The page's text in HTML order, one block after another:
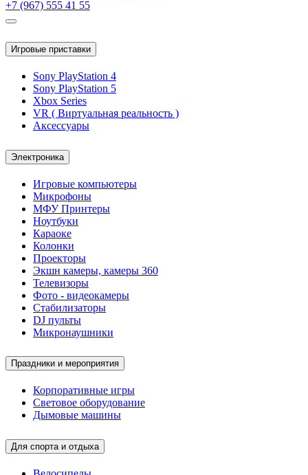
+7 (967) 555 41 55
Игровые приставки
Sony PlayStation 4
Sony PlayStation 5
Xbox Series
VR ( Виртуальная реальность )
Аксессуары
Электроника
Игровые компьютеры
Микрофоны
МФУ Принтеры
Ноутбуки
Караоке
Колонки
Проекторы
Экшн камеры, камеры 360
Телевизоры
Фото - видеокамеры
Стабилизаторы
DJ пульты
Микронаушники
Праздники и мероприятия
Корпоративные игры
Световое оборудование
Дымовые машины
Для спорта и отдыха